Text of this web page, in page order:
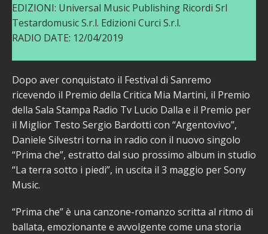
EDIZIONI: Universal Music Publishing Ricordi Srl
Testardomusic S.r.l. Edizioni Curci S.r.l.
RADIO DATE: 12/04/2019
Dopo aver conquistato il Festival di Sanremo
ricevendo il Premio della Critica Mia Martini, il Premio
della Sala Stampa Radio Tv Lucio Dalla e il Premio per
il Miglior Testo Sergio Bardotti con “Argentovivo”,
Daniele Silvestri torna in radio con il nuovo singolo
“Prima che”, estratto dal suo prossimo album in studio
“La terra sotto i piedi”, in uscita il 3 maggio per Sony
Music.
“Prima che” è una canzone-romanzo scritta al ritmo di
ballata, emozionante e avvolgente come una storia